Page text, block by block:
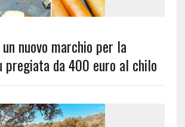
nuovo marchio per la
da 400 euro al chilo